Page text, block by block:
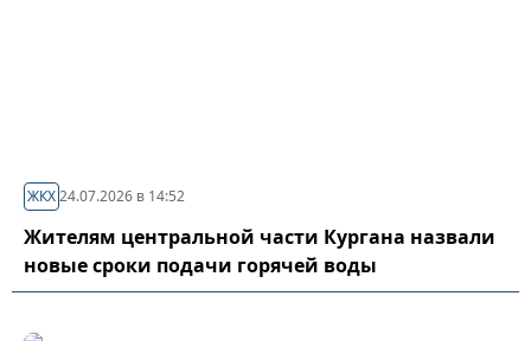
ЖКХ24.07.2026 в 14:52
Жителям центральной части Кургана назвали
новые сроки подачи горячей воды